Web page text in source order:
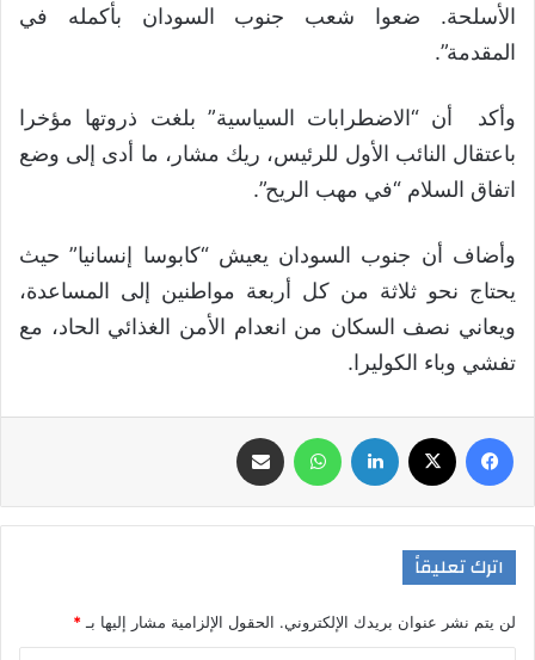
الأسلحة. ضعوا شعب جنوب السودان بأكمله في
المقدمة”.
وأكد أن “الاضطرابات السياسية” بلغت ذروتها مؤخرا
باعتقال النائب الأول للرئيس، ريك مشار، ما أدى إلى وضع
اتفاق السلام “في مهب الريح”.
وأضاف أن جنوب السودان يعيش “كابوسا إنسانيا” حيث
يحتاج نحو ثلاثة من كل أربعة مواطنين إلى المساعدة،
ويعاني نصف السكان من انعدام الأمن الغذائي الحاد، مع
تفشي وباء الكوليرا.
اترك تعليقاً
لن يتم نشر عنوان بريدك الإلكتروني. الحقول الإلزامية مشار إليها بـ*